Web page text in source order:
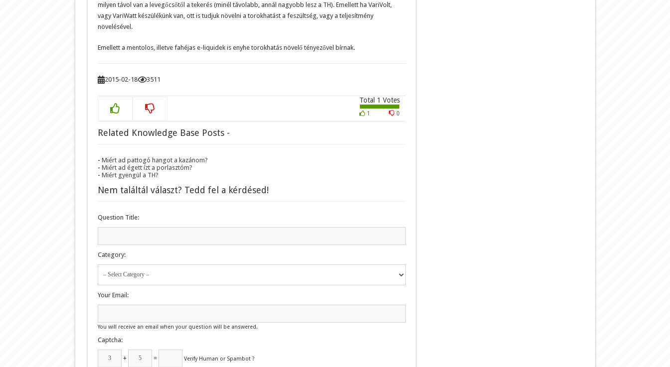
milyen távol van a levegőcsőtől a tekerés (minél távolabb, annál nagyobb lesz a TH). Emellett ha VariVolt,
vagy VariWatt készülékünk van, ott is tudjuk növelni a torokhatást a feszültség, vagy a teljesítmény
növelésével.
Emellett a mentolos, illetve fahéjas e-liquidek is enyhe torokhatás növelő tényezővel bírnak.
2015-02-18 3511
Total 1 Votes
1 0
Related Knowledge Base Posts -
Miért ad pattogó hangot a kazánom?
Miért ad égett ízt a porlasztóm?
Miért gyengül a TH?
Nem találtál választ? Tedd fel a kérdésed!
Question Title:
Category:
Your Email:
You will receive an email when your question will be answered.
Captcha:
+ = Verify Human or Spambot ?